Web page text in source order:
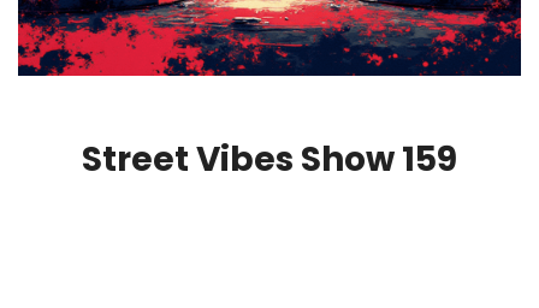
Street Vibes Show 159